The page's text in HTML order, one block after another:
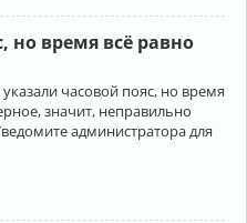
но время всё равно
часовой пояс, но время
значит, неправильно
администратора для